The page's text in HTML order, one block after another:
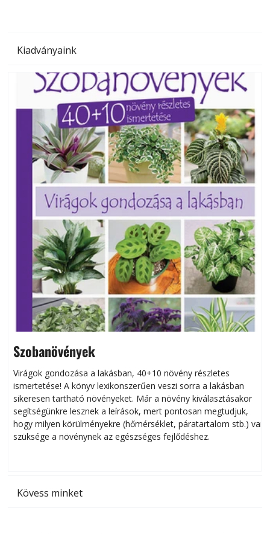
Kiadványaink
Szobanövények
Virágok gondozása a lakásban, 40+10 növény részletes
ismertetése! A könyv lexikonszerűen veszi sorra a lakásban
sikeresen tart­ha­tó növényeket. Már a növény kiválasztásakor
segítségünkre lesznek a leírások, mert pontosan megtudjuk,
hogy milyen körülményekre (hőmérséklet, páratartalom stb.) van
szüksége a növénynek az egészséges fejlődéshez.
Kövess minket